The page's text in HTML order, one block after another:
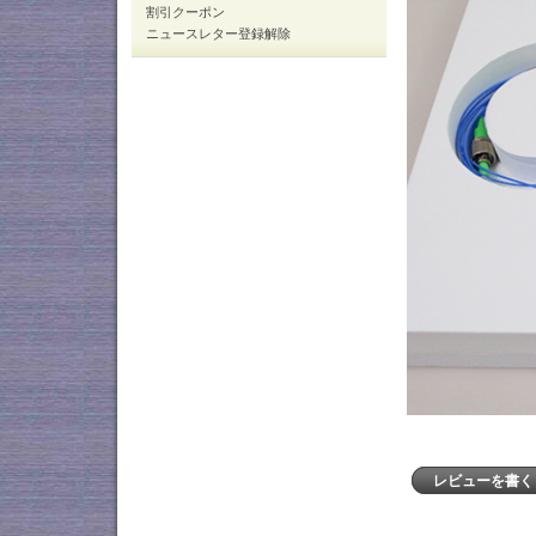
割引クーポン
ニュースレター登録解除
レビューを書